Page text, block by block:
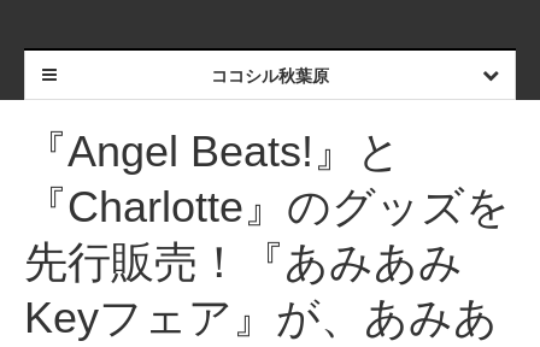
ココシル秋葉原
『Angel Beats!』と
『Charlotte』のグッズを
先行販売！『あみあみ
Keyフェア』が、あみあ